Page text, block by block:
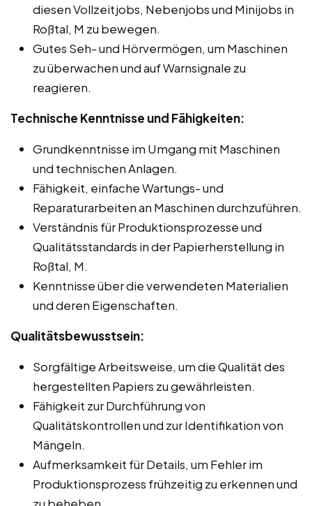
diesen Vollzeitjobs, Nebenjobs und Minijobs in
Roßtal, M zu bewegen.
Gutes Seh- und Hörvermögen, um Maschinen
zu überwachen und auf Warnsignale zu
reagieren.
Technische Kenntnisse und Fähigkeiten:
Grundkenntnisse im Umgang mit Maschinen
und technischen Anlagen.
Fähigkeit, einfache Wartungs- und
Reparaturarbeiten an Maschinen durchzuführen.
Verständnis für Produktionsprozesse und
Qualitätsstandards in der Papierherstellung in
Roßtal, M.
Kenntnisse über die verwendeten Materialien
und deren Eigenschaften.
Qualitätsbewusstsein:
Sorgfältige Arbeitsweise, um die Qualität des
hergestellten Papiers zu gewährleisten.
Fähigkeit zur Durchführung von
Qualitätskontrollen und zur Identifikation von
Mängeln.
Aufmerksamkeit für Details, um Fehler im
Produktionsprozess frühzeitig zu erkennen und
zu beheben.